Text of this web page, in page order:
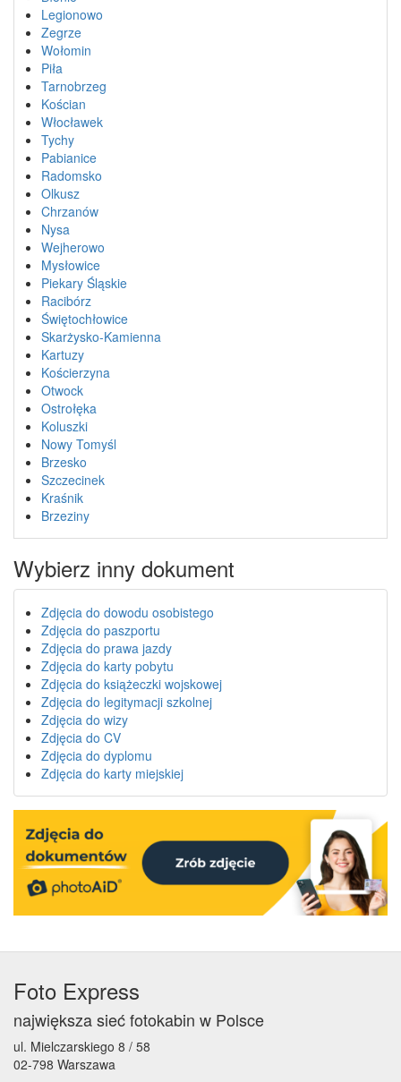
Legionowo
Zegrze
Wołomin
Piła
Tarnobrzeg
Kościan
Włocławek
Tychy
Pabianice
Radomsko
Olkusz
Chrzanów
Nysa
Wejherowo
Mysłowice
Piekary Śląskie
Racibórz
Świętochłowice
Skarżysko-Kamienna
Kartuzy
Kościerzyna
Otwock
Ostrołęka
Koluszki
Nowy Tomyśl
Brzesko
Szczecinek
Kraśnik
Brzeziny
Wybierz inny dokument
Zdjęcia do dowodu osobistego
Zdjęcia do paszportu
Zdjęcia do prawa jazdy
Zdjęcia do karty pobytu
Zdjęcia do książeczki wojskowej
Zdjęcia do legitymacji szkolnej
Zdjęcia do wizy
Zdjęcia do CV
Zdjęcia do dyplomu
Zdjęcia do karty miejskiej
Foto Express
największa sieć fotokabin w Polsce
ul. Mielczarskiego 8 / 58
02-798 Warszawa